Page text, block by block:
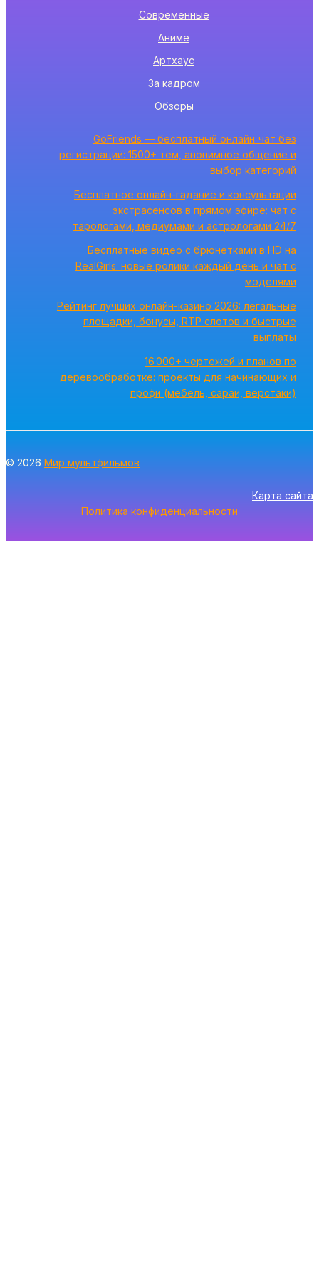
Современные
Аниме
Артхаус
За кадром
Обзоры
GoFriends — бесплатный онлайн‑чат без
регистрации: 1500+ тем, анонимное общение и
выбор категорий
Бесплатное онлайн-гадание и консультации
экстрасенсов в прямом эфире: чат с
тарологами, медиумами и астрологами 24/7
Бесплатные видео с брюнетками в HD на
RealGirls: новые ролики каждый день и чат с
моделями
Рейтинг лучших онлайн-казино 2026: легальные
площадки, бонусы, RTP слотов и быстрые
выплаты
16 000+ чертежей и планов по
деревообработке: проекты для начинающих и
профи (мебель, сараи, верстаки)
© 2026 Мир мультфильмов
Карта сайта
Политика конфиденциальности